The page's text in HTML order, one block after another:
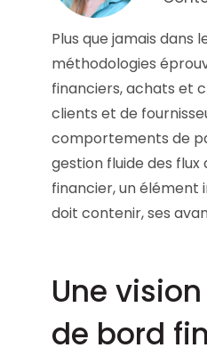
nos
Plus que jamais
méthodologies
financiers, achats et
clients et de
comportements de
gestion fluide des
financier, un élément
doit contenir, ses
Une
de bord